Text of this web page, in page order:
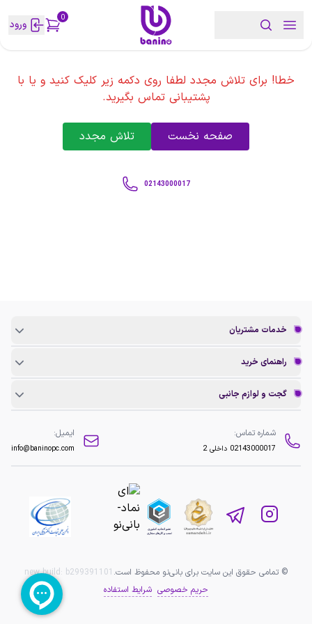
0 ورود
خطا! برای تلاش مجدد لطفا روی دکمه زیر کلیک کنید و یا با
پشتیبانی تماس بگیرید.
صفحه نخست تلاش مجدد
02143000017
خدمات مشتریان
راهنمای خرید
گجت و لوازم جانبی
شماره تماس:
02143000017 داخلی 2
ایمیل:
info@baninopc.com
© تمامی حقوق این سایت برای بانی‌نو محفوظ است. new build: b299391101
حریم خصوصی شرایط استفاده